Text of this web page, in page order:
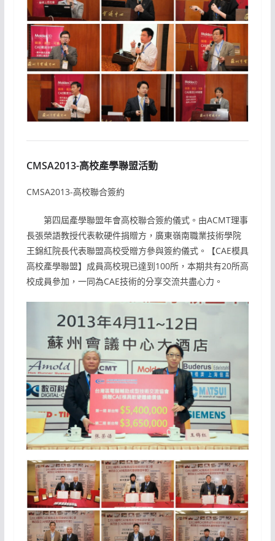
CMSA2013-高校產學聯盟活動
CMSA2013-高校聯合簽約
第四屆產學聯盟年會高校聯合簽約儀式。由ACMT理事
長張榮語教授代表軟硬件捐贈方，廣東嶺南職業技術學院
王錦紅院長代表聯盟高校受贈方參與簽約儀式。【CAE模具
高校產學聯盟】成員高校現已達到100所，本期共有20所高
校成員參加，一同為CAE技術的分享交流共盡心力。